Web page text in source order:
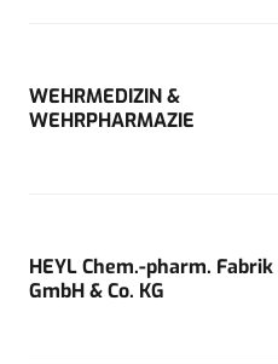
WEHRMEDIZIN &
WEHRPHARMAZIE
HEYL Chem.-pharm. Fabrik
GmbH & Co. KG